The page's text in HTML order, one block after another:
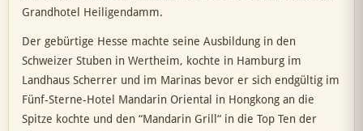
Grandhotel Heiligendamm.
Der gebürtige Hesse machte seine Ausbildung in den
Schweizer Stuben in Wertheim, kochte in Hamburg im
Landhaus Scherrer und im Marinas bevor er sich endgültig im
Fünf-Sterne-Hotel Mandarin Oriental in Hongkong an die
Spitze kochte und den “Mandarin Grill“ in die Top Ten der